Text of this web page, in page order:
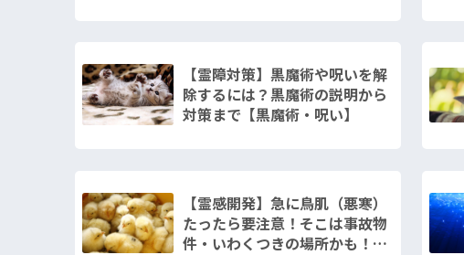
【霊障対策】黒魔術や呪いを解
除するには？黒魔術の説明から
対策まで【黒魔術・呪い】
【霊感開発】急に鳥肌（悪寒）
たったら要注意！そこは事故物
件・いわくつきの場所かも！